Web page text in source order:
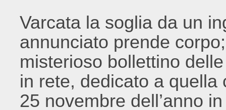
Varcata la soglia da un
annunciato prende
misterioso bollettino
in rete, dedicato a
25 novembre dell’anno